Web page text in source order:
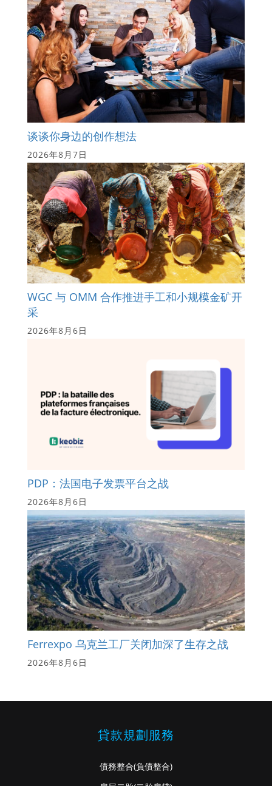
谈谈你身边的创作想法
2026年8月7日
WGC 与 OMM 合作推进手工和小规模金矿开
采
2026年8月6日
PDP：法国电子发票平台之战
2026年8月6日
Ferrexpo 乌克兰工厂关闭加深了生存之战
2026年8月6日
貸款規劃服務
債務整合(負債整合)